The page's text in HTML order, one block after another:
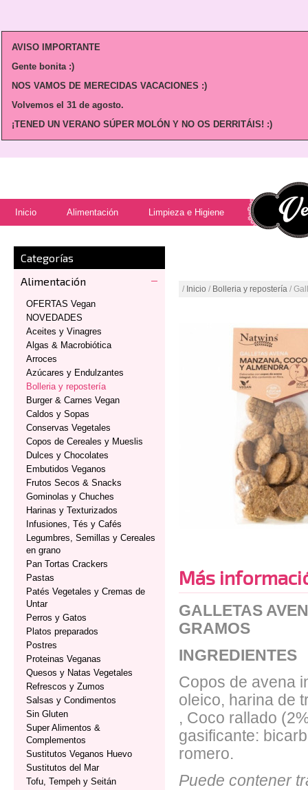
AVISO IMPORTANTE
Gente bonita :)
NOS VAMOS DE MERECIDAS VACACIONES :)
Volvemos el 31 de agosto.
¡TENED UN VERANO SÚPER MOLÓN Y NO OS DERRITÁIS! :)
Inicio Alimentación Limpieza e Higiene
Categorías
Alimentación
OFERTAS Vegan
NOVEDADES
Aceites y Vinagres
Algas & Macrobiótica
Arroces
Azúcares y Endulzantes
Bolleria y repostería
Burger & Carnes Vegan
Caldos y Sopas
Conservas Vegetales
Copos de Cereales y Mueslis
Dulces y Chocolates
Embutidos Veganos
Frutos Secos & Snacks
Gominolas y Chuches
Harinas y Texturizados
Infusiones, Tés y Cafés
Legumbres, Semillas y Cereales
en grano
Pan Tortas Crackers
Pastas
Patés Vegetales y Cremas de
Untar
Perros y Gatos
Platos preparados
Postres
Proteinas Veganas
Quesos y Natas Vegetales
Refrescos y Zumos
Salsas y Condimentos
Sin Gluten
Super Alimentos &
Complementos
Sustitutos Veganos Huevo
Sustitutos del Mar
Tofu, Tempeh y Seitán
/ Inicio / Bolleria y repostería /
Más
GALLETAS
GRAMOS
INGREDIENTES
Copos de avena
oleico, harina de
, Coco rallado
gasificante:
romero.
Puede contener